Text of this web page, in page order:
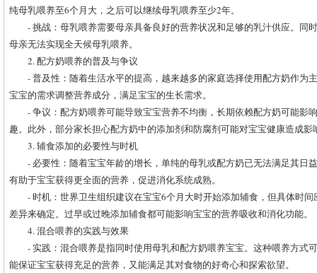
纯母乳喂养至6个月大，之后可以继续母乳喂养至少2年。
- 挑战：母乳喂养需要母亲具备良好的营养状况和足够的乳汁供应。同
母亲无法实现全天候母乳喂养。
2. 配方奶喂养的普及与争议
- 普及性：随着生活水平的提高，越来越多的家庭选择使用配方奶作为
宝宝的需求调整营养成分，满足宝宝的生长需求。
- 争议：配方奶喂养可能导致宝宝营养不均衡，长期依赖配方奶可能影
趣。此外，部分家长担心配方奶中的添加剂和防腐剂可能对宝宝健康造成影
3. 辅食添加的必要性与时机
- 必要性：随着宝宝年龄的增长，单纯的母乳或配方奶已无法满足其日
有助于宝宝获得更全面的营养，促进消化系统成熟。
- 时机：世界卫生组织建议在宝宝6个月大时开始添加辅食，但具体时
差异来确定。过早或过晚添加辅食都可能影响宝宝的营养吸收和消化功能。
4. 混合喂养的实践与效果
- 实践：混合喂养是指同时使用母乳和配方奶喂养宝宝。这种喂养方式
能保证宝宝获得充足的营养，又能满足其对食物的好奇心和探索欲望。